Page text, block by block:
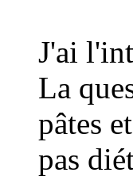
J'ai
La
pâtes
pas